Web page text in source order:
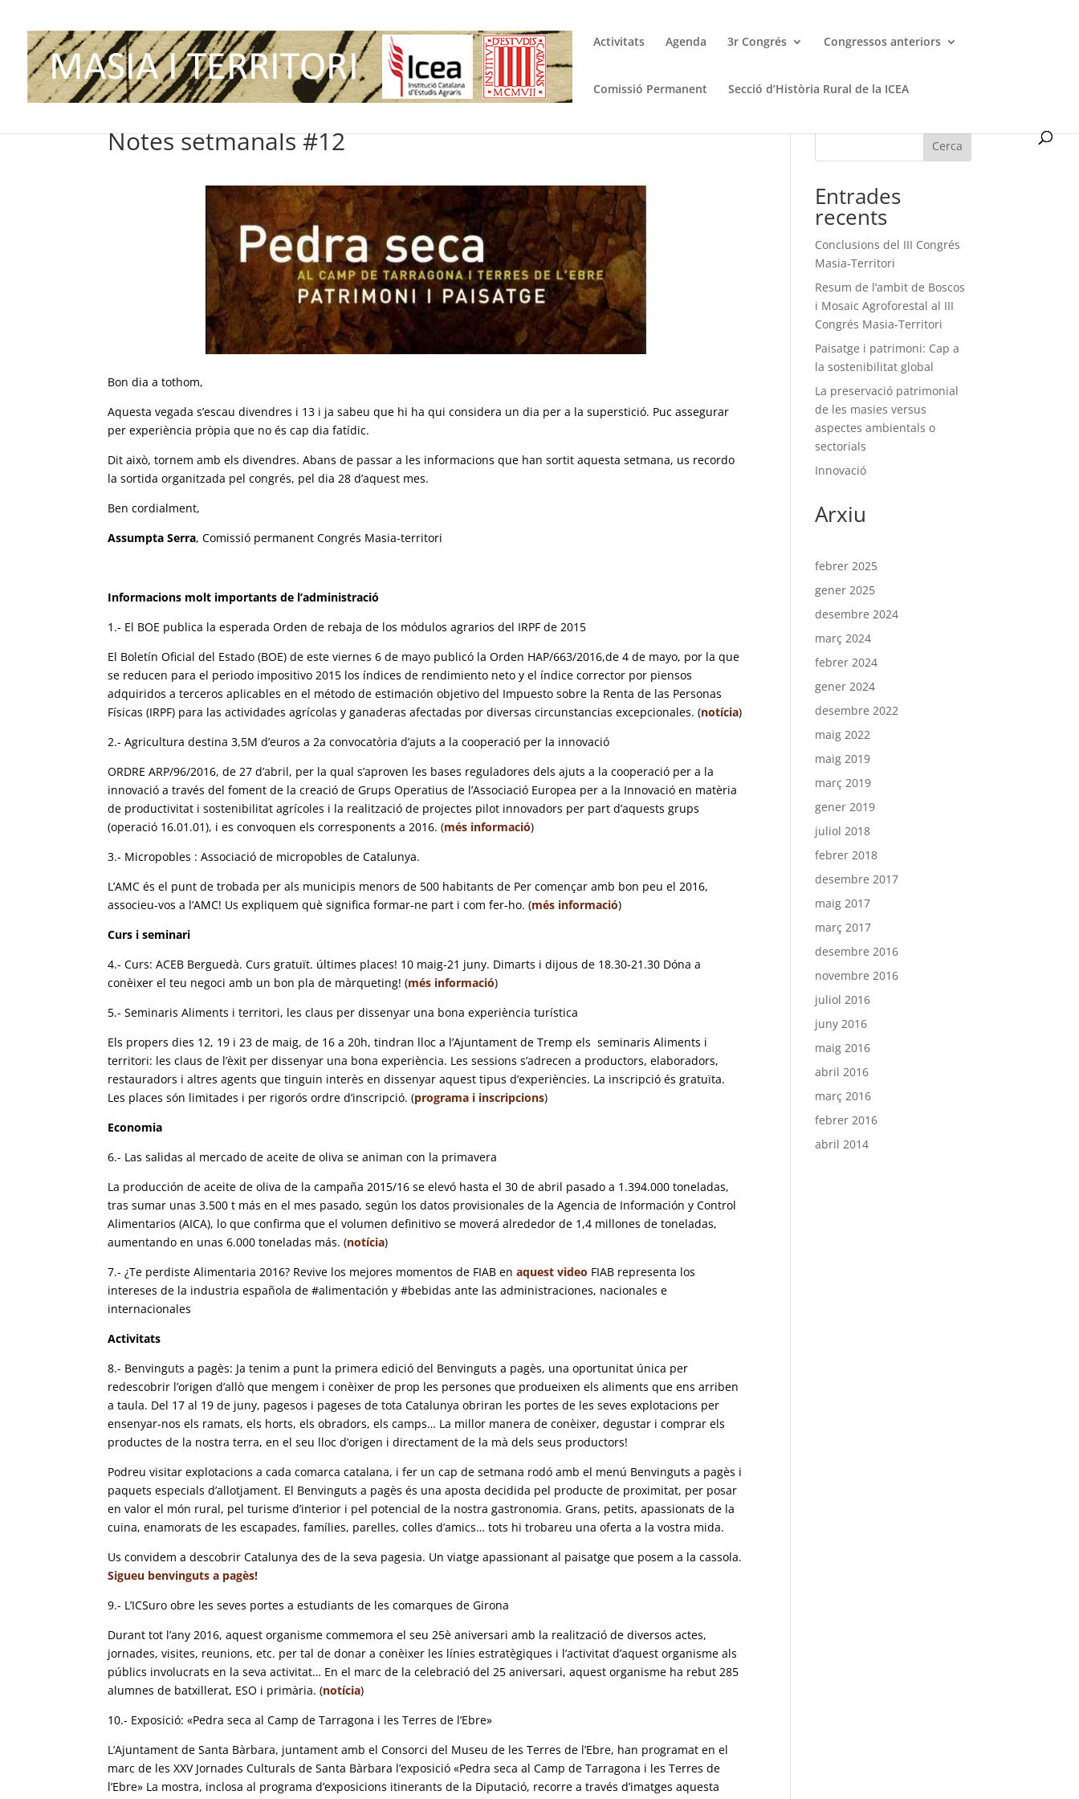
Activitats Agenda 3r Congrés Congressos anteriors
Comissió Permanent Secció d’Història Rural de la ICEA
Notes setmanals #12
Bon dia a tothom,
Aquesta vegada s’escau divendres i 13 i ja sabeu que hi ha qui considera un dia per a la superstició. Puc assegurar
per experiència pròpia que no és cap dia fatídic.
Dit això, tornem amb els divendres. Abans de passar a les informacions que han sortit aquesta setmana, us recordo
la sortida organitzada pel congrés, pel dia 28 d’aquest mes.
Ben cordialment,
Assumpta Serra, Comissió permanent Congrés Masia-territori
Informacions molt importants de l’administració
1.- El BOE publica la esperada Orden de rebaja de los módulos agrarios del IRPF de 2015
El Boletín Oficial del Estado (BOE) de este viernes 6 de mayo publicó la Orden HAP/663/2016,de 4 de mayo, por la que
se reducen para el periodo impositivo 2015 los índices de rendimiento neto y el índice corrector por piensos
adquiridos a terceros aplicables en el método de estimación objetivo del Impuesto sobre la Renta de las Personas
Físicas (IRPF) para las actividades agrícolas y ganaderas afectadas por diversas circunstancias excepcionales. (notícia)
2.- Agricultura destina 3,5M d’euros a 2a convocatòria d’ajuts a la cooperació per la innovació
ORDRE ARP/96/2016, de 27 d’abril, per la qual s’aproven les bases reguladores dels ajuts a la cooperació per a la
innovació a través del foment de la creació de Grups Operatius de l’Associació Europea per a la Innovació en matèria
de productivitat i sostenibilitat agrícoles i la realització de projectes pilot innovadors per part d’aquests grups
(operació 16.01.01), i es convoquen els corresponents a 2016. (més informació)
3.- Micropobles : Associació de micropobles de Catalunya.
L’AMC és el punt de trobada per als municipis menors de 500 habitants de Per començar amb bon peu el 2016,
associeu-vos a l’AMC! Us expliquem què significa formar-ne part i com fer-ho. (més informació)
Curs i seminari
4.- Curs: ACEB Berguedà. Curs gratuït. últimes places! 10 maig-21 juny. Dimarts i dijous de 18.30-21.30 Dóna a
conèixer el teu negoci amb un bon pla de màrqueting! (més informació)
5.- Seminaris Aliments i territori, les claus per dissenyar una bona experiència turística
Els propers dies 12, 19 i 23 de maig, de 16 a 20h, tindran lloc a l’Ajuntament de Tremp els seminaris Aliments i
territori: les claus de l’èxit per dissenyar una bona experiència. Les sessions s’adrecen a productors, elaboradors,
restauradors i altres agents que tinguin interès en dissenyar aquest tipus d’experiències. La inscripció és gratuïta.
Les places són limitades i per rigorós ordre d’inscripció. (programa i inscripcions)
Economia
6.- Las salidas al mercado de aceite de oliva se animan con la primavera
La producción de aceite de oliva de la campaña 2015/16 se elevó hasta el 30 de abril pasado a 1.394.000 toneladas,
tras sumar unas 3.500 t más en el mes pasado, según los datos provisionales de la Agencia de Información y Control
Alimentarios (AICA), lo que confirma que el volumen definitivo se moverá alrededor de 1,4 millones de toneladas,
aumentando en unas 6.000 toneladas más. (notícia)
7.- ¿Te perdiste Alimentaria 2016? Revive los mejores momentos de FIAB enaquest video FIAB representa los
intereses de la industria española de #alimentación y #bebidas ante las administraciones, nacionales e
internacionales
Activitats
8.- Benvinguts a pagès: Ja tenim a punt la primera edició del Benvinguts a pagès, una oportunitat única per
redescobrir l’origen d’allò que mengem i conèixer de prop les persones que produeixen els aliments que ens arriben
a taula. Del 17 al 19 de juny, pagesos i pageses de tota Catalunya obriran les portes de les seves explotacions per
ensenyar-nos els ramats, els horts, els obradors, els camps… La millor manera de conèixer, degustar i comprar els
productes de la nostra terra, en el seu lloc d’origen i directament de la mà dels seus productors!
Podreu visitar explotacions a cada comarca catalana, i fer un cap de setmana rodó amb el menú Benvinguts a pagès i
paquets especials d’allotjament. El Benvinguts a pagès és una aposta decidida pel producte de proximitat, per posar
en valor el món rural, pel turisme d’interior i pel potencial de la nostra gastronomia. Grans, petits, apassionats de la
cuina, enamorats de les escapades, famílies, parelles, colles d’amics… tots hi trobareu una oferta a la vostra mida.
Us convidem a descobrir Catalunya des de la seva pagesia. Un viatge apassionant al paisatge que posem a la cassola.
Sigueu benvinguts a pagès!
9.- L’ICSuro obre les seves portes a estudiants de les comarques de Girona
Durant tot l’any 2016, aquest organisme commemora el seu 25è aniversari amb la realització de diversos actes,
jornades, visites, reunions, etc. per tal de donar a conèixer les línies estratègiques i l’activitat d’aquest organisme als
públics involucrats en la seva activitat… En el marc de la celebració del 25 aniversari, aquest organisme ha rebut 285
alumnes de batxillerat, ESO i primària. (notícia)
10.- Exposició: «Pedra seca al Camp de Tarragona i les Terres de l’Ebre»
L’Ajuntament de Santa Bàrbara, juntament amb el Consorci del Museu de les Terres de l’Ebre, han programat en el
marc de les XXV Jornades Culturals de Santa Bàrbara l’exposició «Pedra seca al Camp de Tarragona i les Terres de
l’Ebre» La mostra, inclosa al programa d’exposicions itinerants de la Diputació, recorre a través d’imatges aquesta
Cerca
Entrades
recents
Conclusions del III Congrés
Masia-Territori
Resum de l’ambit de Boscos
i Mosaic Agroforestal al III
Congrés Masia-Territori
Paisatge i patrimoni: Cap a
la sostenibilitat global
La preservació patrimonial
de les masies versus
aspectes ambientals o
sectorials
Innovació
Arxiu
febrer 2025
gener 2025
desembre 2024
març 2024
febrer 2024
gener 2024
desembre 2022
maig 2022
maig 2019
març 2019
gener 2019
juliol 2018
febrer 2018
desembre 2017
maig 2017
març 2017
desembre 2016
novembre 2016
juliol 2016
juny 2016
maig 2016
abril 2016
març 2016
febrer 2016
abril 2014